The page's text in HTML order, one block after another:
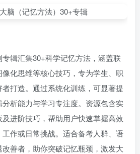
专辑汇集30+科学记忆方法，涵盖联
化思维等核心技巧，专为学生、职
打造。通过系统化训练，可显著提
析能力与学习专注度。资源包含实
进阶技巧，帮助用户快速掌握高效
作或日常挑战。适合备考人群、语
善者，助你突破记忆瓶颈，激发大